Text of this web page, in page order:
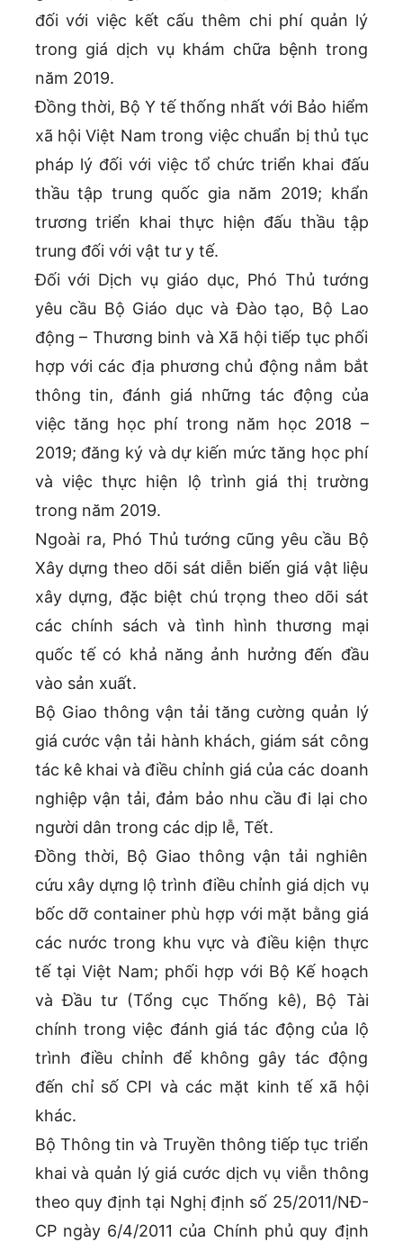
đối với việc kết cấu thêm chi phí quản lý
trong giá dịch vụ khám chữa bệnh trong
năm 2019.
Đồng thời, Bộ Y tế thống nhất với Bảo hiểm
xã hội Việt Nam trong việc chuẩn bị thủ tục
pháp lý đối với việc tổ chức triển khai đấu
thầu tập trung quốc gia năm 2019; khẩn
trương triển khai thực hiện đấu thầu tập
trung đối với vật tư y tế.
Đối với Dịch vụ giáo dục, Phó Thủ tướng
yêu cầu Bộ Giáo dục và Đào tạo, Bộ Lao
động – Thương binh và Xã hội tiếp tục phối
hợp với các địa phương chủ động nắm bắt
thông tin, đánh giá những tác động của
việc tăng học phí trong năm học 2018 –
2019; đăng ký và dự kiến mức tăng học phí
và việc thực hiện lộ trình giá thị trường
trong năm 2019.
Ngoài ra, Phó Thủ tướng cũng yêu cầu Bộ
Xây dựng theo dõi sát diễn biến giá vật liệu
xây dựng, đặc biệt chú trọng theo dõi sát
các chính sách và tình hình thương mại
quốc tế có khả năng ảnh hưởng đến đầu
vào sản xuất.
Bộ Giao thông vận tải tăng cường quản lý
giá cước vận tải hành khách, giám sát công
tác kê khai và điều chỉnh giá của các doanh
nghiệp vận tải, đảm bảo nhu cầu đi lại cho
người dân trong các dịp lễ, Tết.
Đồng thời, Bộ Giao thông vận tải nghiên
cứu xây dựng lộ trình điều chỉnh giá dịch vụ
bốc dỡ container phù hợp với mặt bằng giá
các nước trong khu vực và điều kiện thực
tế tại Việt Nam; phối hợp với Bộ Kế hoạch
và Đầu tư (Tổng cục Thống kê), Bộ Tài
chính trong việc đánh giá tác động của lộ
trình điều chỉnh để không gây tác động
đến chỉ số CPI và các mặt kinh tế xã hội
khác.
Bộ Thông tin và Truyền thông tiếp tục triển
khai và quản lý giá cước dịch vụ viễn thông
theo quy định tại Nghị định số 25/2011/NĐ-
CP ngày 6/4/2011 của Chính phủ quy định